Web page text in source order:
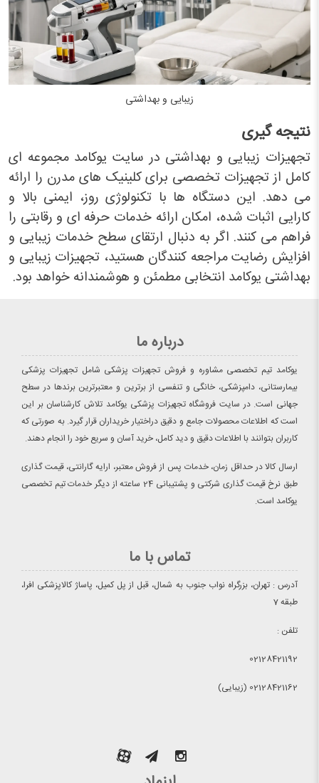
زیبایی و بهداشتی
نتیجه گیری
تجهیزات زیبایی و بهداشتی در سایت یوکامد مجموعه ای
کامل از تجهیزات تخصصی برای کلینیک های مدرن را ارائه
می دهد. این دستگاه ها با تکنولوژی روز، ایمنی بالا و
کارایی اثبات شده، امکان ارائه خدمات حرفه ای و رقابتی را
فراهم می کنند. اگر به دنبال ارتقای سطح خدمات زیبایی و
افزایش رضایت مراجعه کنندگان هستید، تجهیزات زیبایی و
بهداشتی یوکامد انتخابی مطمئن و هوشمندانه خواهد بود.
درباره ما
یوکامد تیم تخصصی مشاوره و فروش تجهیزات پزشکی شامل تجهیزات پزشکی
بیمارستانی، دامپزشکی، خانگی و تنفسی از برترین و معتبرترین برندها در سطح
جهانی است. در سایت فروشگاه تجهیزات پزشکی یوکامد تلاش کارشناسان بر این
است که اطلاعات محصولات جامع و دقیق دراختیار خریداران قرار گیرد. به صورتی که
کاربران بتوانند با اطلاعات دقیق و دید کامل، خرید آسان و سریع خود را انجام دهند.
ارسال کالا در حداقل زمان، خدمات پس از فروش معتبر، ارایه گارانتی، قیمت گذاری
طبق نرخ قیمت گذاری شرکتی و پشتیبانی 24 ساعته از دیگر خدمات تیم تخصصی
یوکامد است.
تماس با ما
آدرس : تهران، بزرگراه نواب جنوب به شمال، قبل از پل کمیل، پاساژ کالاپزشکی افرا،
طبقه 7
تلفن :
02128421192
02128421162 (زیبایی)